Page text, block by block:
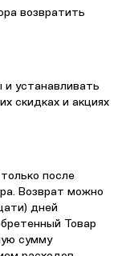
возвратить
и устанавливать
скидках и акциях
после
Возврат можно
дней
Товар
сумму